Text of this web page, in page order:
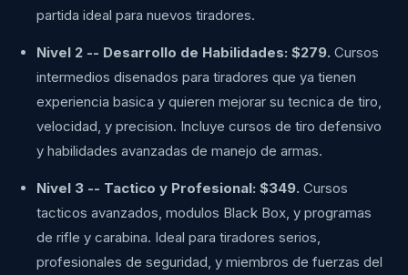
partida ideal para nuevos tiradores.
Nivel 2 -- Desarrollo de Habilidades: $279. Cursos
intermedios disenados para tiradores que ya tienen
experiencia basica y quieren mejorar su tecnica de tiro,
velocidad, y precision. Incluye cursos de tiro defensivo
y habilidades avanzadas de manejo de armas.
Nivel 3 -- Tactico y Profesional: $349. Cursos
tacticos avanzados, modulos Black Box, y programas
de rifle y carabina. Ideal para tiradores serios,
profesionales de seguridad, y miembros de fuerzas del